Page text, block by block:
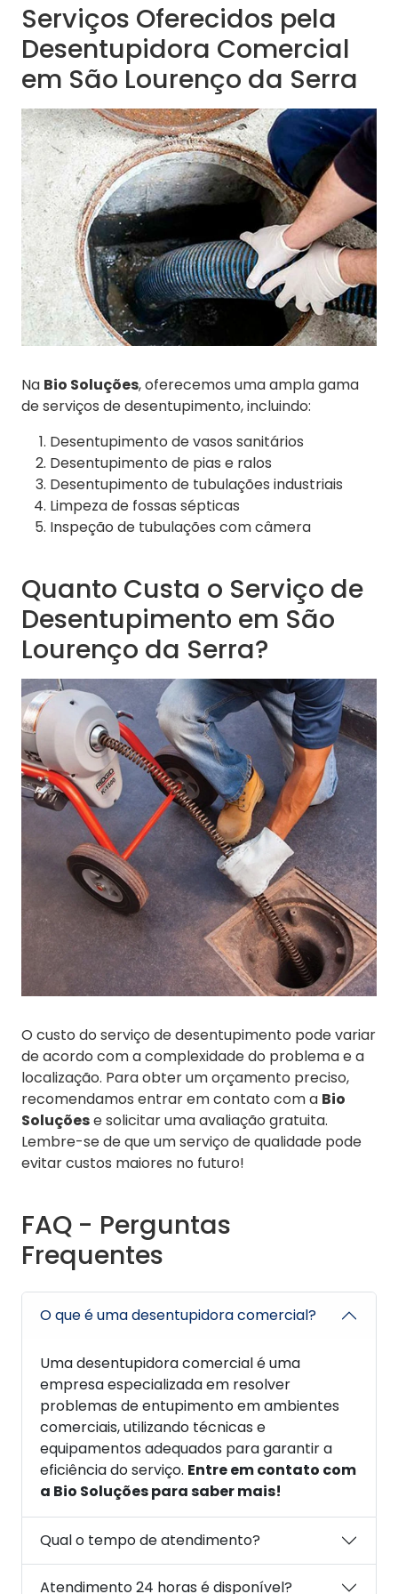
Serviços Oferecidos pela
Desentupidora Comercial
em São Lourenço da Serra
Na Bio Soluções, oferecemos uma ampla gama
de serviços de desentupimento, incluindo:
Desentupimento de vasos sanitários
Desentupimento de pias e ralos
Desentupimento de tubulações industriais
Limpeza de fossas sépticas
Inspeção de tubulações com câmera
Quanto Custa o Serviço de
Desentupimento em São
Lourenço da Serra?
O custo do serviço de desentupimento pode variar
de acordo com a complexidade do problema e a
localização. Para obter um orçamento preciso,
recomendamos entrar em contato com a Bio
Soluçõese solicitar uma avaliação gratuita.
Lembre-se de que um serviço de qualidade pode
evitar custos maiores no futuro!
FAQ - Perguntas
Frequentes
O que é uma desentupidora comercial?
Uma desentupidora comercial é uma
empresa especializada em resolver
problemas de entupimento em ambientes
comerciais, utilizando técnicas e
equipamentos adequados para garantir a
eficiência do serviço. Entre em contato com
a Bio Soluções para saber mais!
Qual o tempo de atendimento?
Atendimento 24 horas é disponível?